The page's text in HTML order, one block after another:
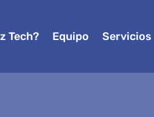
Tech? Equipo Servicios